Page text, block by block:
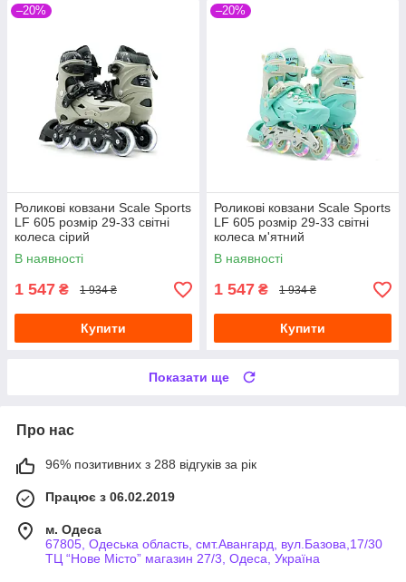
–20%
Роликові ковзани Scale Sports
LF 605 розмір 29-33 світні
колеса сірий
В наявності
1 547 ₴ 1 934 ₴
Купити
–20%
Роликові ковзани Scale Sports
LF 605 розмір 29-33 світні
колеса м'ятний
В наявності
1 547 ₴ 1 934 ₴
Купити
Показати ще
Про нас
96% позитивних з 288 відгуків за рік
Працює з 06.02.2019
м. Одеса
67805, Одеська область, смт.Авангард, вул.Базова,17/30
ТЦ “Нове Місто” магазин 27/3, Одеса, Україна